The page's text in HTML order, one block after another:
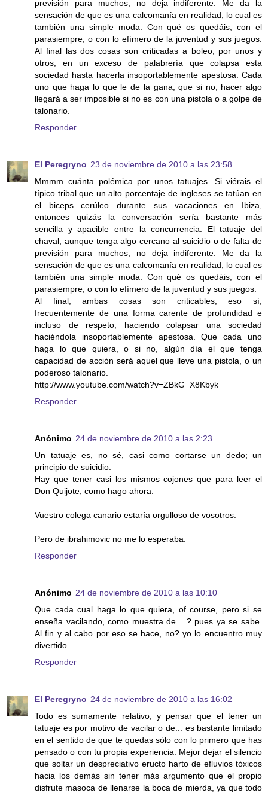
previsión para muchos, no deja indiferente. Me da la
sensación de que es una calcomanía en realidad, lo cual es
también una simple moda. Con qué os quedáis, con el
parasiempre, o con lo efímero de la juventud y sus juegos.
Al final las dos cosas son criticadas a boleo, por unos y
otros, en un exceso de palabrería que colapsa esta
sociedad hasta hacerla insoportablemente apestosa. Cada
uno que haga lo que le de la gana, que si no, hacer algo
llegará a ser imposible si no es con una pistola o a golpe de
talonario.
Responder
El Peregryno 23 de noviembre de 2010 a las 23:58
Mmmm cuánta polémica por unos tatuajes. Si viérais el
típico tribal que un alto porcentaje de ingleses se tatúan en
el biceps cerúleo durante sus vacaciones en Ibiza,
entonces quizás la conversación sería bastante más
sencilla y apacible entre la concurrencia. El tatuaje del
chaval, aunque tenga algo cercano al suicidio o de falta de
previsión para muchos, no deja indiferente. Me da la
sensación de que es una calcomanía en realidad, lo cual es
también una simple moda. Con qué os quedáis, con el
parasiempre, o con lo efímero de la juventud y sus juegos.
Al final, ambas cosas son criticables, eso sí,
frecuentemente de una forma carente de profundidad e
incluso de respeto, haciendo colapsar una sociedad
haciéndola insoportablemente apestosa. Que cada uno
haga lo que quiera, o si no, algún día el que tenga
capacidad de acción será aquel que lleve una pistola, o un
poderoso talonario.
http://www.youtube.com/watch?v=ZBkG_X8Kbyk
Responder
Anónimo 24 de noviembre de 2010 a las 2:23
Un tatuaje es, no sé, casi como cortarse un dedo; un
principio de suicidio.
Hay que tener casi los mismos cojones que para leer el
Don Quijote, como hago ahora.
Vuestro colega canario estaría orgulloso de vosotros.
Pero de ibrahimovic no me lo esperaba.
Responder
Anónimo 24 de noviembre de 2010 a las 10:10
Que cada cual haga lo que quiera, of course, pero si se
enseña vacilando, como muestra de ...? pues ya se sabe.
Al fin y al cabo por eso se hace, no? yo lo encuentro muy
divertido.
Responder
El Peregryno 24 de noviembre de 2010 a las 16:02
Todo es sumamente relativo, y pensar que el tener un
tatuaje es por motivo de vacilar o de... es bastante limitado
en el sentido de que te quedas sólo con lo primero que has
pensado o con tu propia experiencia. Mejor dejar el silencio
que soltar un despreciativo eructo harto de efluvios tóxicos
hacia los demás sin tener más argumento que el propio
disfrute masoca de llenarse la boca de mierda, ya que todo